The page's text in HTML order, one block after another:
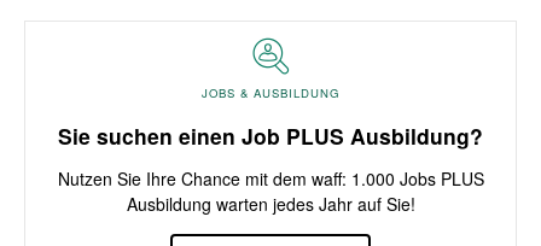
JOBS & AUSBILDUNG
Sie suchen einen Job PLUS Ausbildung?
Nutzen Sie Ihre Chance mit dem waff: 1.000 Jobs PLUS
Ausbildung warten jedes Jahr auf Sie!